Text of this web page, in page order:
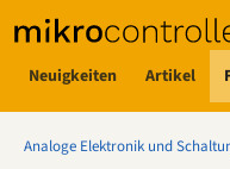
Neuigkeiten Artikel
Analoge Elektronik und